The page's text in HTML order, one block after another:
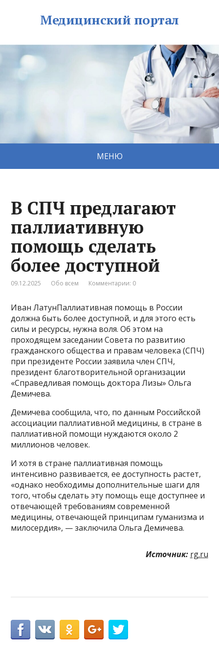
Медицинский портал
МЕНЮ
В СПЧ предлагают
паллиативную
помощь сделать
более доступной
09.12.2025 Обо всем Комментарии: 0
Иван ЛатунПаллиативная помощь в России
должна быть более доступной, и для этого есть
силы и ресурсы, нужна воля. Об этом на
проходящем заседании Совета по развитию
гражданского общества и правам человека (СПЧ)
при президенте России заявила член СПЧ,
президент благотворительной организации
«Справедливая помощь доктора Лизы» Ольга
Демичева.
Демичева сообщила, что, по данным Российской
ассоциации паллиативной медицины, в стране в
паллиативной помощи нуждаются около 2
миллионов человек.
И хотя в стране паллиативная помощь
интенсивно развивается, ее доступность растет,
«однако необходимы дополнительные шаги для
того, чтобы сделать эту помощь еще доступнее и
отвечающей требованиям современной
медицины, отвечающей принципам гуманизма и
милосердия», — заключила Ольга Демичева.
Источник: rg.ru